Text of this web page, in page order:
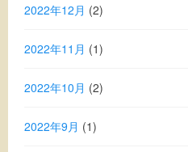
2022年12月 (2)
2022年11月 (1)
2022年10月 (2)
2022年9月 (1)